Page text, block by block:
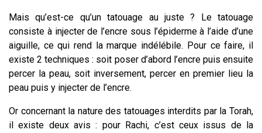
Mais qu’est-ce qu’un tatouage au juste ? Le tatouage
consiste à injecter de l’encre sous l’épiderme à l’aide d’une
aiguille, ce qui rend la marque indélébile. Pour ce faire, il
existe 2 techniques : soit poser d’abord l’encre puis ensuite
percer la peau, soit inversement, percer en premier lieu la
peau puis y injecter de l’encre.
Or concernant la nature des tatouages interdits par la Torah,
il existe deux avis : pour Rachi, c’est ceux issus de la